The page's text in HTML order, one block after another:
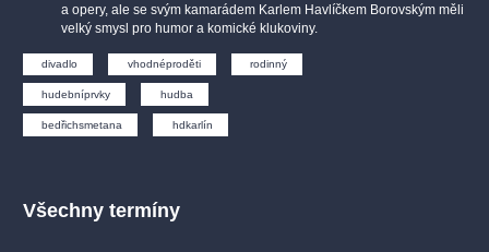
a opery, ale se svým kamarádem Karlem Havlíčkem Borovským měli
velký smysl pro humor a komické klukoviny.
divadlo vhodnéproděti rodinný
hudebníprvky hudba
bedřichsmetana hdkarlín
Všechny termíny
muzikálypraha divadlopraha sleva klasickáhudba
národnídivadlo činohra